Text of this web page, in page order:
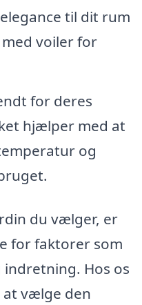
til dit rum
voiler for
for deres
hjælper med at
og
du vælger, er
for faktorer som
Hos os
vælge den